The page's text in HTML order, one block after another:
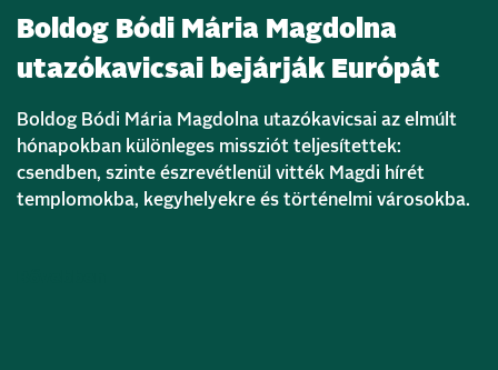
Boldog Bódi Mária Magdolna
utazókavicsai bejárják Európát
Boldog Bódi Mária Magdolna utazókavicsai az elmúlt
hónapokban különleges missziót teljesítettek:
csendben, szinte észrevétlenül vitték Magdi hírét
templomokba, kegyhelyekre és történelmi városokba.